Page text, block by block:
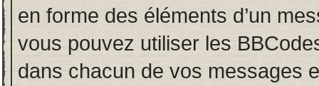
en forme des éléments d’un
vous pouvez utiliser les
dans chacun de vos messages